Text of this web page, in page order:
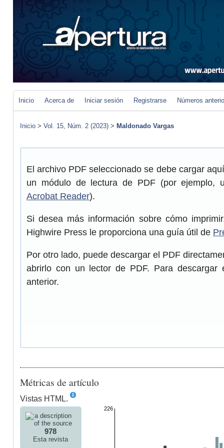
Inicio Acerca de Iniciar sesión Registrarse Números
Inicio > Vol. 15, Núm. 2 (2023) > Maldonado Vargas
El archivo PDF seleccionado se debe cargar
un módulo de lectura de PDF (por ejemplo,
Acrobat Reader).
Si desea más información sobre cómo
Highwire Press le proporciona una guía útil de
Por otro lado, puede descargar el PDF
abrirlo con un lector de PDF. Para
anterior.
Métricas de artículo
Vistas HTML.
978
Esta revista
226